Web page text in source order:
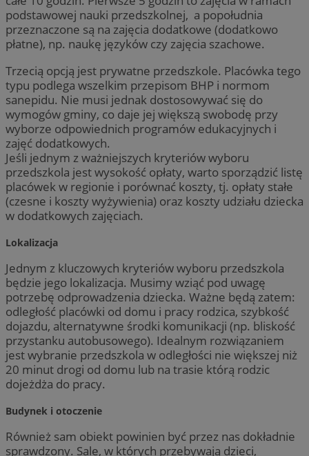
podstawowej nauki przedszkolnej, a popołudnia
przeznaczone są na zajęcia dodatkowe (dodatkowo
płatne), np. naukę języków czy zajęcia szachowe.
Trzecią opcją jest prywatne przedszkole. Placówka tego
typu podlega wszelkim przepisom BHP i normom
sanepidu. Nie musi jednak dostosowywać się do
wymogów gminy, co daje jej większą swobodę przy
wyborze odpowiednich programów edukacyjnych i
zajęć dodatkowych.
Jeśli jednym z ważniejszych kryteriów wyboru
przedszkola jest wysokość opłaty, warto sporządzić listę
placówek w regionie i porównać koszty, tj. opłaty stałe
(czesne i koszty wyżywienia) oraz koszty udziału dziecka
w dodatkowych zajęciach.
Lokalizacja
Jednym z kluczowych kryteriów wyboru przedszkola
będzie jego lokalizacja. Musimy wziąć pod uwagę
potrzebę odprowadzenia dziecka. Ważne będą zatem:
odległość placówki od domu i pracy rodzica, szybkość
dojazdu, alternatywne środki komunikacji (np. bliskość
przystanku autobusowego). Idealnym rozwiązaniem
jest wybranie przedszkola w odległości nie większej niż
20 minut drogi od domu lub na trasie którą rodzic
dojeżdża do pracy.
Budynek i otoczenie
Również sam obiekt powinien być przez nas dokładnie
sprawdzony. Sale, w których przebywają dzieci,